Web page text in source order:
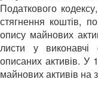
Податкового
стягнення коштів,
опису майнових
листи у виконавчі
описаних активів. У
майнових активів на